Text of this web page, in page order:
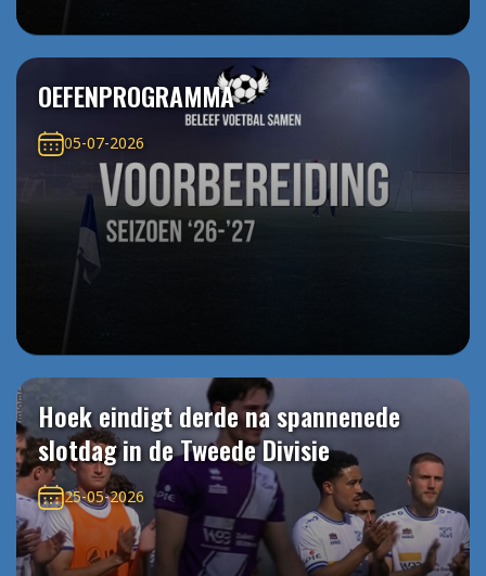
OEFENPROGRAMMA
05-07-2026
Hoek eindigt derde na spannenede
slotdag in de Tweede Divisie
25-05-2026